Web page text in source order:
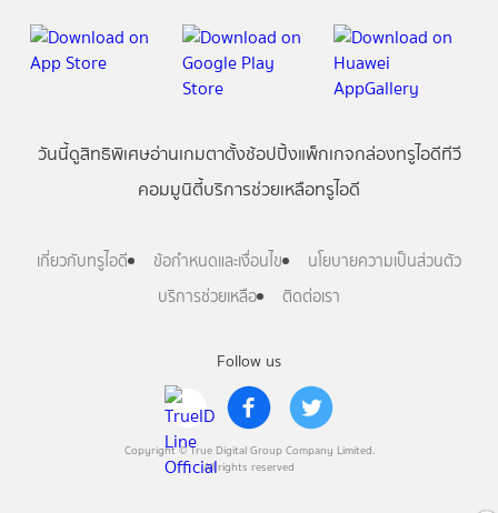
Follow us
Copyright © True Digital Group Company Limited.
All rights reserved
วันนี้ดูสิทธิพิเศษอ่านเกมตาตั้งช้อปปิ้งแพ็กเกจกล่องทรูไอดีทีวี
คอมมูนิตี้บริการช่วยเหลือทรูไอดี
เกี่ยวกับทรูไอดี ข้อกำหนดและเงื่อนไข
นโยบายความเป็นส่วนตัว
บริการช่วยเหลือ
ติดต่อเรา